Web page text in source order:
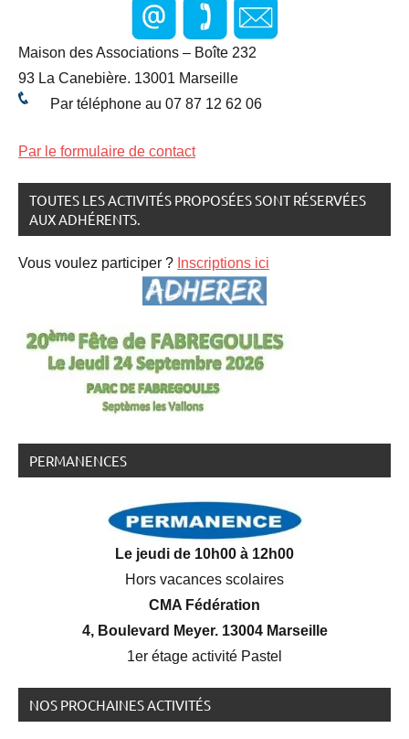
Maison des Associations – Boîte 232
93 La Canebière. 13001 Marseille
Par téléphone au 07 87 12 62 06
Par le formulaire de contact
TOUTES LES ACTIVITÉS PROPOSÉES SONT RÉSERVÉES
AUX ADHÉRENTS.
Vous voulez participer ? Inscriptions ici
PERMANENCES
Le jeudi de 10h00 à 12h00
Hors vacances scolaires
CMA Fédération
4, Boulevard Meyer. 13004 Marseille
1er étage activité Pastel
NOS PROCHAINES ACTIVITÉS